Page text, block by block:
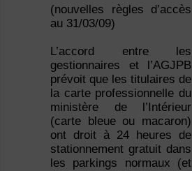
(nouvelles règles d’accès
au 31/03/09)
L’accord entre les
gestionnaires et l’AGJPB
prévoit que les titulaires de
la carte professionnelle du
ministère de l’Intérieur
(carte bleue ou macaron)
ont droit à 24 heures de
stationnement gratuit dans
les parkings normaux (et